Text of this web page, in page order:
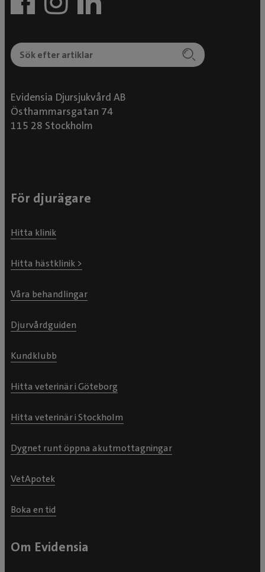
Evidensia Djursjukvård AB
Östhammarsgatan 74
115 28 Stockholm
För djurägare
Hitta klinik
Hitta hästklinik >
Våra behandlingar
Djurvårdguiden
Kundklubb
Hitta veterinär i Göteborg
Hitta veterinär i Stockholm
Dygnet runt öppna akutmottagningar
VetApotek
Boka en tid
Om Evidensia